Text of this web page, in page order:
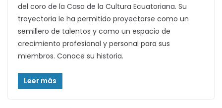
del coro de la Casa de la Cultura Ecuatoriana. Su
trayectoria le ha permitido proyectarse como un
semillero de talentos y como un espacio de
crecimiento profesional y personal para sus
miembros. Conoce su historia.
Leer más